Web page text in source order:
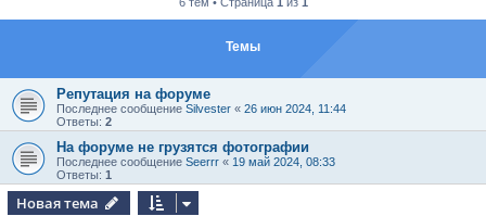
Темы
Репутация на форуме
Последнее сообщение Silvester « 26 июн 2024, 11:44
Ответы: 2
На форуме не грузятся фотографии
Последнее сообщение Seerrr « 19 май 2024, 08:33
Ответы: 1
Новая тема